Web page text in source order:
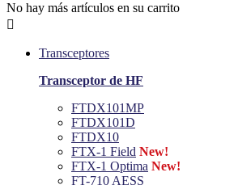
No hay más artículos en su carrito

Transceptores
Transceptor de HF
FTDX101MP
FTDX101D
FTDX10
FTX-1 Field New!
FTX-1 Optima New!
FT-710 AESS